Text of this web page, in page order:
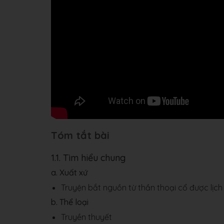
Tóm tắt bài
1.1. Tìm hiểu chung
a. Xuất xứ
Truyện bắt nguồn từ thần thoại cổ được lịch
b. Thể loại
Truyền thuyết